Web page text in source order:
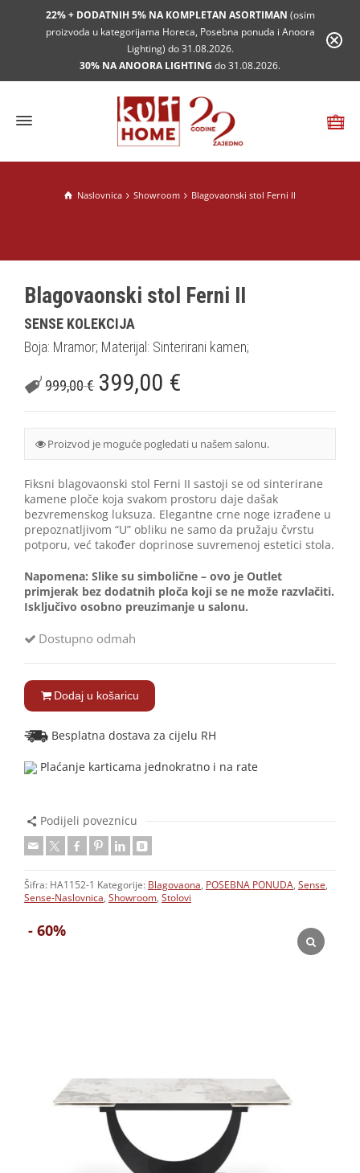
22% + DODATNIH 5% NA KOMPLETAN ASORTIMAN (osim
proizvoda u kategorijama Horeca, Posebna ponuda i Anoora
Lighting) do 31.08.2026.
30% NA ANOORA LIGHTING do 31.08.2026.
Naslovnica Showroom Blagovaonski stol Ferni II
- 60%
Blagovaonski stol Ferni II
SENSE KOLEKCIJA
Boja: Mramor; Materijal: Sinterirani kamen;
999,00€ 399,00 €
Proizvod je moguće pogledati u našem salonu.
Fiksni blagovaonski stol Ferni II sastoji se od sinterirane
kamene ploče koja svakom prostoru daje dašak
bezvremenskog luksuza. Elegantne crne noge izrađene u
prepoznatljivom “U” obliku ne samo da pružaju čvrstu
potporu, već također doprinose suvremenoj estetici stola.
Napomena: Slike su simbolične – ovo je Outlet
primjerak bez dodatnih ploča koji se ne može razvlačiti.
Isključivo osobno preuzimanje u salonu.
Dostupno odmah
Dodaj u košaricu
Besplatna dostava za cijelu RH
Plaćanje karticama jednokratno i na rate
Podijeli poveznicu
Šifra: HA1152-1 Kategorije: Blagovaona, POSEBNA PONUDA, Sense,
Sense-Naslovnica, Showroom, Stolovi